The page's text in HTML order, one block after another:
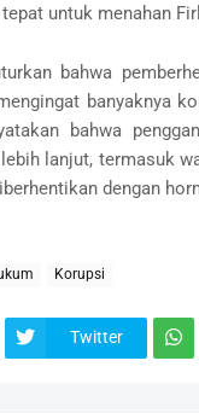
untuk menahan
bahwa
banyaknya
bahwa
lanjut, termasuk
dengan
Korupsi
Twitter